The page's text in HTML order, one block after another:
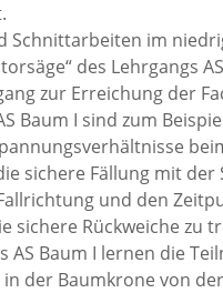
Schnittarbeiten im
des Lehrgangs
zur Erreichung der
Baum I sind zum
sichere Fällung mit
und den
sichere Rückweiche zu
AS Baum I lernen die
der Baumkrone von